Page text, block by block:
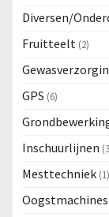
Diversen/
Fruitteelt (2)
GPS (6)
Inschuurlijnen
Mesttechniek (1)
Oogstmachines